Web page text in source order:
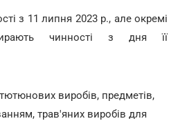
з 11 липня 2023 р., але окремі
чинності з дня її
виробів, предметів,
трав'яних виробів для